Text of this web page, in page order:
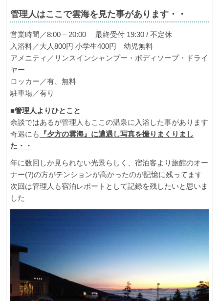
管理人はここで雲海を見た事があります・・
営業時間／8:00 – 20:00 最終受付 19:30 / 不定休
入浴料／大人800円 小学生400円 幼児無料
アメニティ／リンスインシャンプー・ボディソープ・ドライ
ヤー
ロッカー／有、無料
駐車場／有り
■管理人よりひとこと
余談ではあるが管理人もここの温泉に入浴した事があります
奇遇にも
『夕方の雲海』に遭遇し写真を撮りまくりまし
た・・
年に数回しか見られない光景らしく、宿泊客より旅館のオー
ナー(?)の方がテンションが高かったのが記憶に残ってます
次回は管理人も宿泊レポートとして記録を残したいと思いま
した